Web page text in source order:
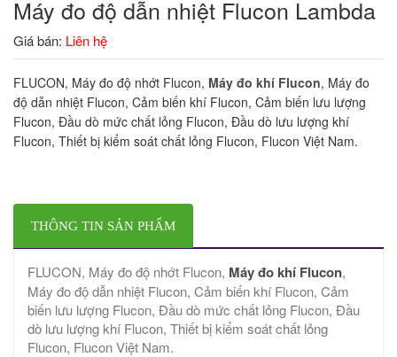
Máy đo độ dẫn nhiệt Flucon Lambda
Giá bán: Liên hệ
FLUCON, Máy đo độ nhớt Flucon, Máy đo khí Flucon, Máy đo
độ dẫn nhiệt Flucon, Cảm biến khí Flucon, Cảm biến lưu lượng
Flucon, Đầu dò mức chất lỏng Flucon, Đầu dò lưu lượng khí
Flucon, Thiết bị kiểm soát chất lỏng Flucon, Flucon Việt Nam.
THÔNG TIN SẢN PHẨM
FLUCON, Máy đo độ nhớt Flucon, Máy đo khí Flucon,
Máy đo độ dẫn nhiệt Flucon, Cảm biến khí Flucon, Cảm
biến lưu lượng Flucon, Đầu dò mức chất lỏng Flucon, Đầu
dò lưu lượng khí Flucon, Thiết bị kiểm soát chất lỏng
Flucon, Flucon Việt Nam.